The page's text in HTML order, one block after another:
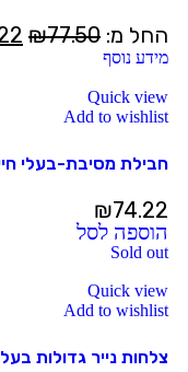
החל מ: ₪77.50
מידע נוסף
Quick view
Add to wishlist
חבילת מסיבת-בעלי חיים ל – 16
₪74.22
הוספה לסל
Sold out
Quick view
Add to wishlist
צלחות נייר גדולות בעלי